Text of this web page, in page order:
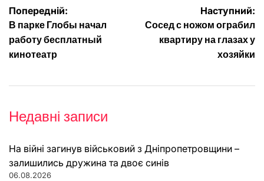
Навігація
записів
Попередній:
В парке Глобы начал
работу бесплатный
кинотеатр
Наступний:
Сосед с ножом ограбил
квартиру на глазах у
хозяйки
Недавні записи
На війні загинув військовий з Дніпропетровщини –
залишились дружина та двоє синів
06.08.2026